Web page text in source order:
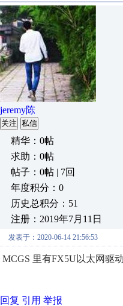
jeremy陈
关注 私信
精华：0帖
求助：0帖
帖子：0帖 | 7回
年度积分：0
历史总积分：51
注册：2019年7月11日
发表于：2020-06-14 21:56:53
MCGS 里有FX5U以太网驱
回复 引用 举报